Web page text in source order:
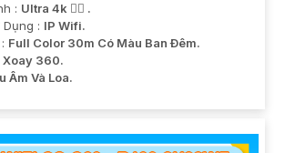
: Ultra 4k 👍🏾 .
: IP Wifi.
Full Color 30m Có Màu Ban Ðêm.
Xoay 360.
Âm Và Loa.